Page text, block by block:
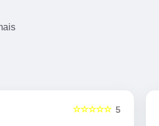
5
☆☆☆☆☆